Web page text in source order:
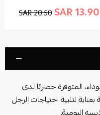
13.90 SAR
20.50 SAR
المتوفرة حصريًا لدى
لتلبية احتياجات الرجل